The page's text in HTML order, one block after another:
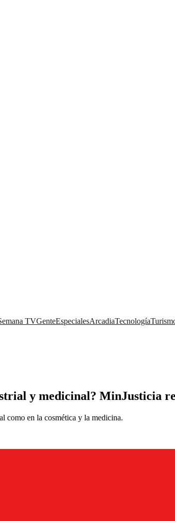
TVGenteEspecialesArcadiaTecnología
y medicinal? MinJusticia
como en la cosmética y la medicina.